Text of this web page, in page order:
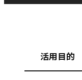
活用目的